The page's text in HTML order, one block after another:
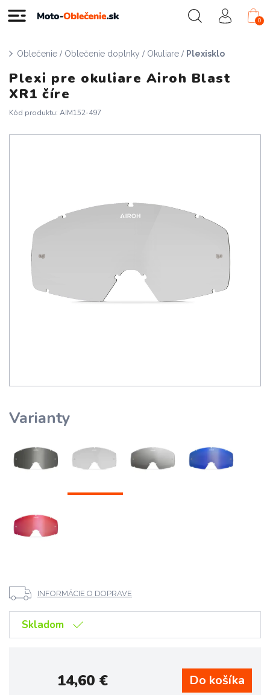
0
Oblečenie / Oblečenie doplnky / Okuliare / Plexisklo
Plexi pre okuliare Airoh Blast
XR1 číre
Kód produktu: AIM152-497
Varianty
INFORMÁCIE O DOPRAVE
Skladom
14,60€